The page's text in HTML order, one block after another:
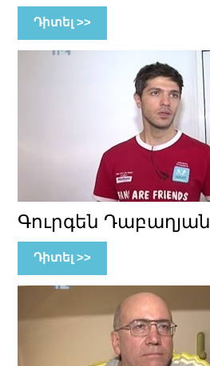
Դիտել >>
Գուրգեն Դաբաղյան
Դիտել >>